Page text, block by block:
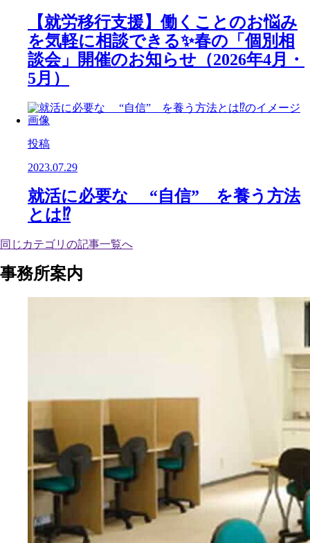
【就労移行支援】働くことのお悩み
を気軽に相談できる✨春の「個別相
談会」開催のお知らせ（2026年4月・
5月）
投稿
2023.07.29
就活に必要な “自信” を養う方法
とは⁉️
同じカテゴリの記事⼀覧へ
事務所案内